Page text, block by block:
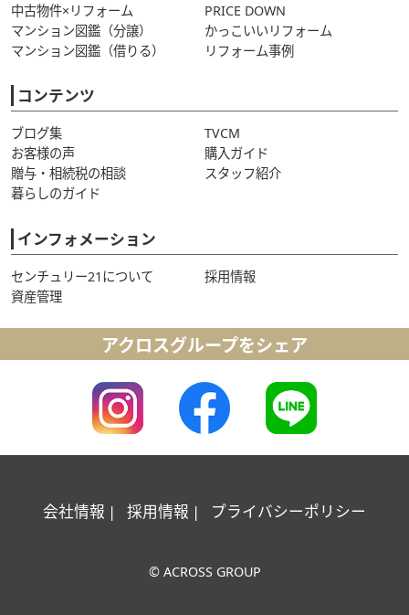
中古物件×リフォーム
PRICE DOWN
マンション図鑑（分譲）
かっこいいリフォーム
マンション図鑑（借りる）
リフォーム事例
コンテンツ
ブログ集
TVCM
お客様の声
購入ガイド
贈与・相続税の相談
スタッフ紹介
暮らしのガイド
インフォメーション
センチュリー21について
採用情報
資産管理
アクロスグループをシェア
会社情報 採用情報 プライバシーポリシー
© ACROSS GROUP